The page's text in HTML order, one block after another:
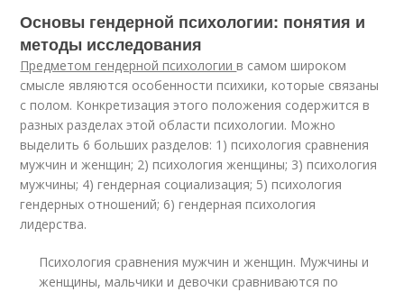
Основы гендерной психологии: понятия и
методы исследования
Предметом гендерной психологиив самом широком
смысле являются особенности психики, которые связаны
с полом. Конкретизация этого положения содержится в
разных разделах этой области психологии. Можно
выделить 6 больших разделов: 1) психология сравнения
мужчин и женщин; 2) психология женщины; 3) психология
мужчины; 4) гендерная социализация; 5) психология
гендерных отношений; 6) гендерная психология
лидерства.
Психология сравнения мужчин и женщин. Мужчины и
женщины, мальчики и девочки сравниваются по